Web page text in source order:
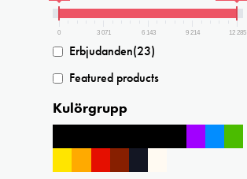
0 3 071 6 143 9 214 12 285
Erbjudanden(23)
Featured products
Kulörgrupp